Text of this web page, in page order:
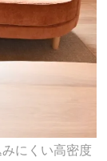
にくい高密度